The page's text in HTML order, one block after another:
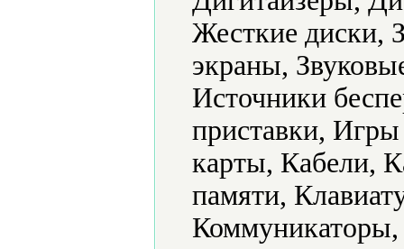
Жесткие диски,
экраны,
Источники
приставки,
карты, Кабели,
памяти,